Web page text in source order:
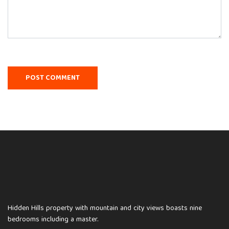
Hidden Hills property with mountain and city views boasts nine
bedrooms including a master.